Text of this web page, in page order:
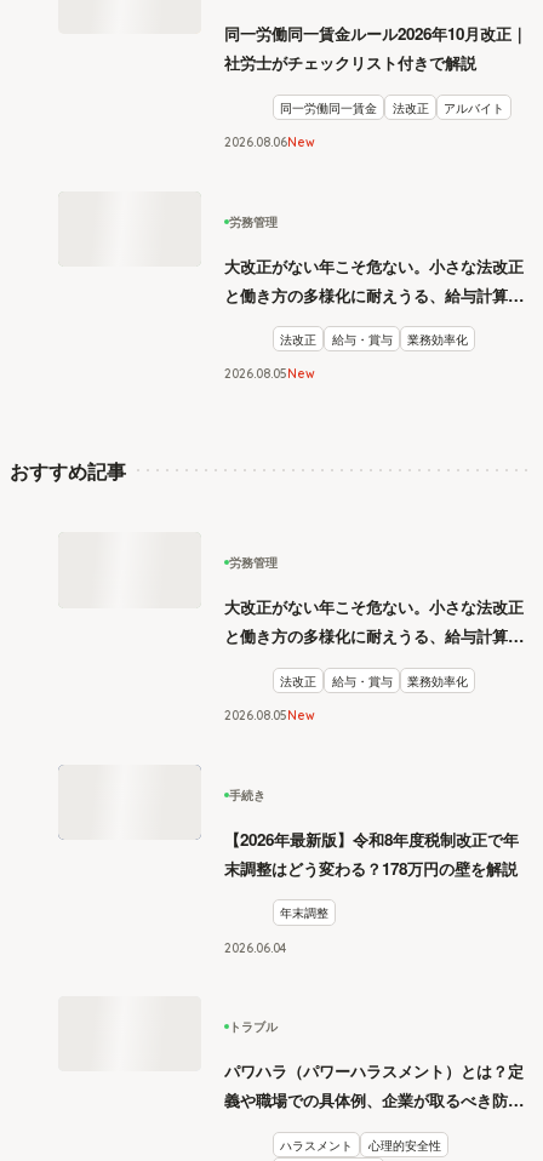
同一労働同一賃金ルール2026年10月改正｜
社労士がチェックリスト付きで解説
同一労働同一賃金 法改正 アルバイト
2026.08 06New
労務管理
大改正がない年こそ危ない。小さな法改正
と働き方の多様化に耐えうる、給与計算と
リスク管理
法改正 給与・賞与 業務効率化
2026.08 05New
おすすめ記事
労務管理
大改正がない年こそ危ない。小さな法改正
と働き方の多様化に耐えうる、給与計算と
リスク管理
法改正 給与・賞与 業務効率化
2026.08 05New
手続き
【2026年最新版】令和8年度税制改正で年
末調整はどう変わる？178万円の壁を解説
年末調整
2026 06 04
トラブル
パワハラ（パワーハラスメント）とは？定
義や職場での具体例、企業が取るべき防止
措置を学ぶ
ハラスメント 心理的安全性